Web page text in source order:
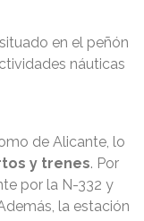
en el peñón
náuticas
de Alicante, lo
y trenes. Por
por la N-332 y
la estación